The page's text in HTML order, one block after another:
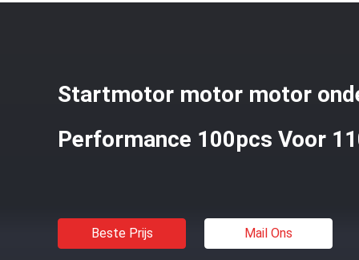
Startmotor motor motor
Performance 100pcs Voor
Beste Prijs Mail Ons